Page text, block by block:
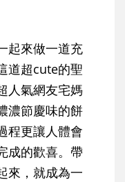
起來做一道充
道超cute的聖
人氣網友宅媽
濃節慶味的餅
程更讓人體會
成的歡喜。帶
來，就成為一